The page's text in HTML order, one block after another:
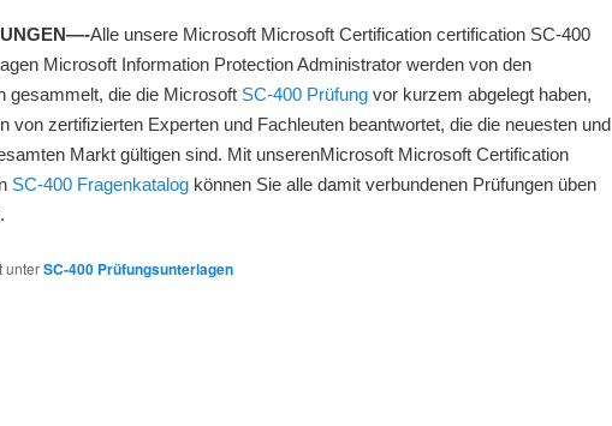
Alle unsere Microsoft Microsoft Certification certification SC-400
Microsoft Information Protection Administrator werden von den
gesammelt, die die Microsoft SC-400 Prüfung vor kurzem abgelegt haben,
von zertifizierten Experten und Fachleuten beantwortet, die die neuesten und
Markt gültigen sind. Mit unserenMicrosoft Microsoft Certification
SC-400 Fragenkatalog können Sie alle damit verbundenen Prüfungen üben
unterSC-400 Prüfungsunterlagen